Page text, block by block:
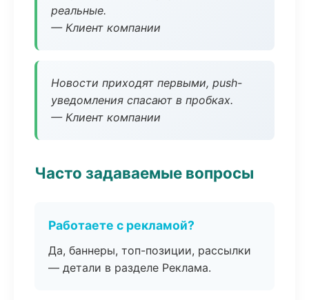
реальные.
— Клиент компании
Новости приходят первыми, push-
уведомления спасают в пробках.
— Клиент компании
Часто задаваемые вопросы
Работаете с рекламой?
Да, баннеры, топ-позиции, рассылки
— детали в разделе Реклама.